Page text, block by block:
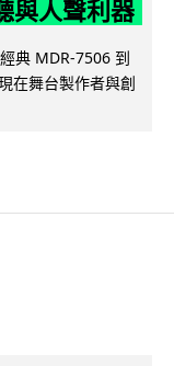
與人聲利器
典 MDR-7506 到
在舞台製作者與創